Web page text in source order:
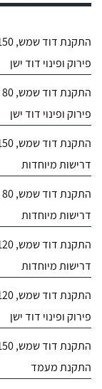
פירוק ופינוי דוד ישן
פירוק ופינוי דוד ישן
דרישות מיוחדות
דרישות מיוחדות
דרישות מיוחדות
פירוק ופינוי דוד ישן
התקנת מעמד